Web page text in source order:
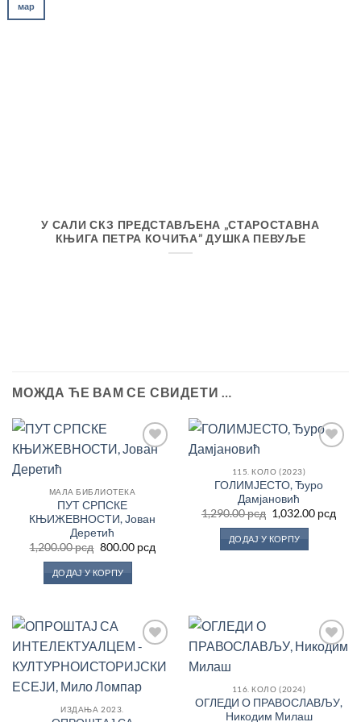
У САЛИ СКЗ ПРЕДСТАВЉЕНА „СТАРОСТАВНА
КЊИГА ПЕТРА КОЧИЋА” ДУШКА ПЕВУЉЕ
мар
МОЖДА ЋЕ ВАМ СЕ СВИДЕТИ …
МАЛА БИБЛИОТЕКА
ПУТ СРПСКЕ
КЊИЖЕВНОСТИ, Јован
Деретић
1,200.00рсд Оригинална
је
била:
1,200.00 рсд.
800.00 рсдТренутна
цена
ДОДАЈ У КОРПУ
жеља
115. КОЛО (2023)
ГОЛИМЈЕСТО, Ђуро
Дамјановић
1,290.00рсд Оригинална
цена
је
била:
1,290.00 рсд.
1,032.00 рсд
цена
ДОДАЈ У КОРПУ
у
жеља
ИЗДАЊА 2023.
Додај
116. КОЛО (2024)
ОГЛЕДИ О ПРАВОСЛАВЉУ,
Никодим Милаш